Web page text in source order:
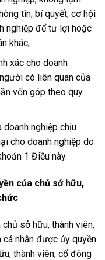
tin, bí quyết, cơ hội
nghiệp để tư lợi hoặc
khác;
xác cho doanh
có liên quan của
vốn góp theo quy
nghiệp chịu
cho doanh nghiệp do
1 Điều này.
của chủ sở hữu,
sở hữu, thành viên,
nhân được ủy quyền
thành viên, cổ đông